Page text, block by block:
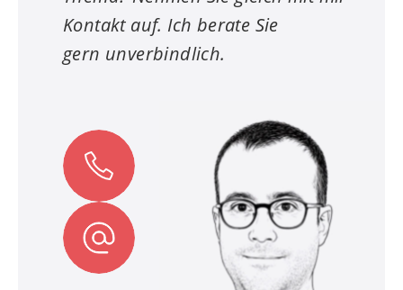
Kontakt auf. Ich berate Sie
gern unverbindlich.